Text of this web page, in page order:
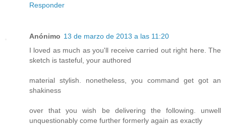
Responder
Anónimo 13 de marzo de 2013 a las 11:20
I loved as much as you'll receive carried out right here. The
sketch is tasteful, your authored
material stylish. nonetheless, you command get got an
shakiness
over that you wish be delivering the following. unwell
unquestionably come further formerly again as exactly